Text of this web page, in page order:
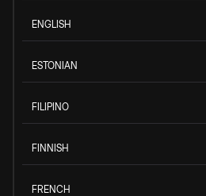
ENGLISH
ESTONIAN
FILIPINO
FINNISH
FRENCH